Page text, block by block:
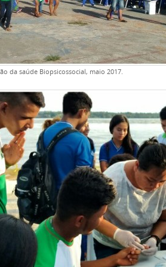
da saúde Biopsicossocial, maio 2017.